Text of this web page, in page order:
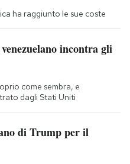
ha raggiunto le sue coste
incontra gli
come sembra, e
dagli Stati Uniti
di Trump per il